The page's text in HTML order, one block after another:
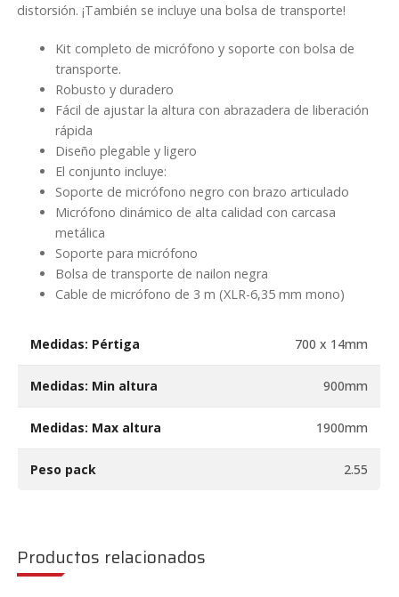
distorsión. ¡También se incluye una bolsa de transporte!
Kit completo de micrófono y soporte con bolsa de
transporte.
Robusto y duradero
Fácil de ajustar la altura con abrazadera de liberación
rápida
Diseño plegable y ligero
El conjunto incluye:
Soporte de micrófono negro con brazo articulado
Micrófono dinámico de alta calidad con carcasa
metálica
Soporte para micrófono
Bolsa de transporte de nailon negra
Cable de micrófono de 3 m (XLR-6,35 mm mono)
Medidas: Pértiga 700 x 14mm
Medidas: Min altura 900mm
Medidas: Max altura 1900mm
Peso pack 2.55
Productos relacionados